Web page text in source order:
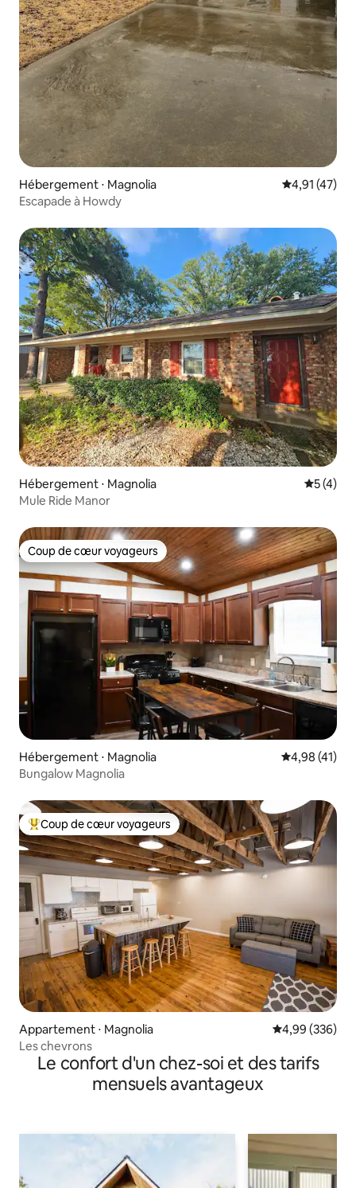
Hébergement ⋅ Magnolia Évaluation
4,91 (47)
Escapade à Howdy
Hébergement ⋅ Magnolia
5 (4)
Mule Ride Manor
Coup de cœur voyageurs
Coup de cœur voyageurs
Hébergement ⋅ Magnolia Évaluation
4,98 (41)
Bungalow Magnolia
Coups de cœur voyageurs les plus appréciés
Coup de cœur voyageurs
Appartement ⋅ Magnolia Évaluation
4,99 (336)
Les chevrons
Le confort d'un chez-soi et des tarifs
mensuels avantageux